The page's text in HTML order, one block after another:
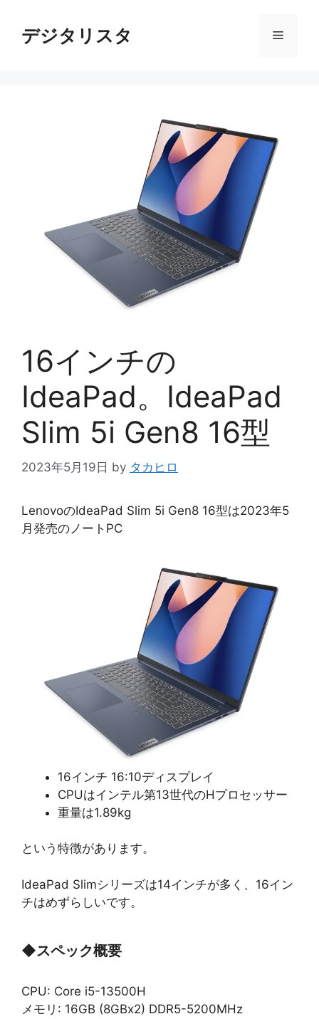
デジタリスタ メ
16インチの
IdeaPad。IdeaPad
Slim 5i Gen8 16型
2023年5月19日 by タカヒロ
LenovoのIdeaPad Slim 5i Gen8 16型は2023年5
月発売のノートPC
16インチ 16:10ディスプレイ
CPUはインテル第13世代のHプロセッサー
重量は1.89kg
という特徴があります。
IdeaPad Slimシリーズは14インチが多く、16イン
チはめずらしいです。
◆スペック概要
CPU: Core i5-13500H
メモリ: 16GB (8GBx2) DDR5-5200MHz